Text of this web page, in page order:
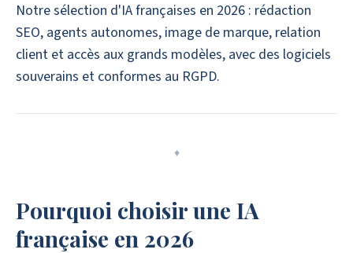
Notre sélection d'IA françaises en 2026 : rédaction
SEO, agents autonomes, image de marque, relation
client et accès aux grands modèles, avec des logiciels
souverains et conformes au RGPD.
♦
Pourquoi choisir une IA
française en 2026